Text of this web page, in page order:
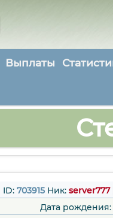
Выплаты
ID: 703915 Ник: server777
Дата рождения: